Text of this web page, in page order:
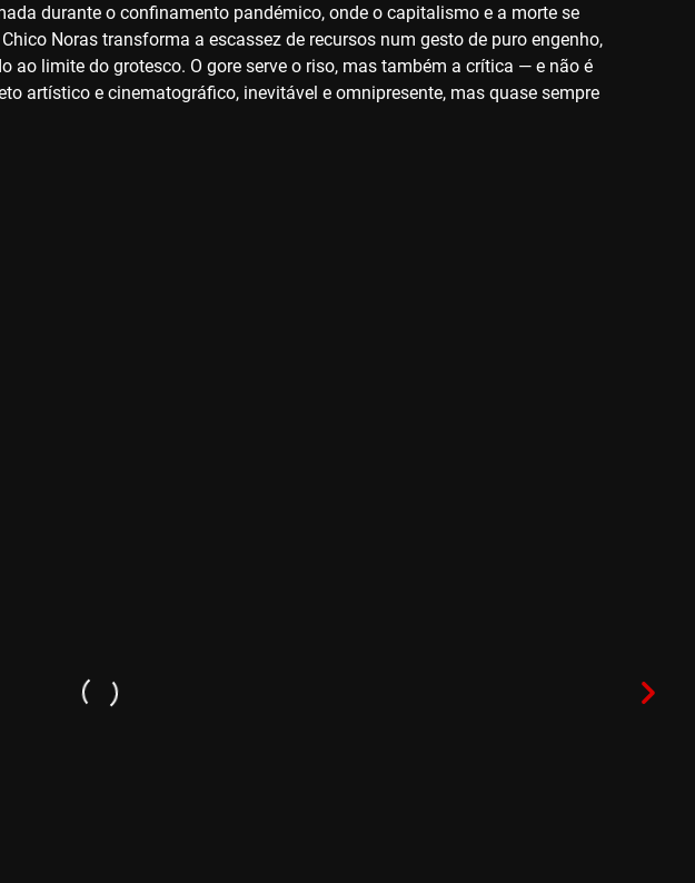
durante o confinamento pandémico, onde o capitalismo e a morte se
Noras transforma a escassez de recursos num gesto de puro engenho,
ao limite do grotesco. O gore serve o riso, mas também a crítica — e não é
artístico e cinematográfico, inevitável e omnipresente, mas quase sempre